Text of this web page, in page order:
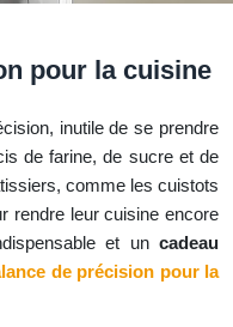
pour la cuisine
inutile de se prendre
de farine, de sucre et de
comme les cuistots
rendre leur cuisine encore
et uncadeau
de précision pour la